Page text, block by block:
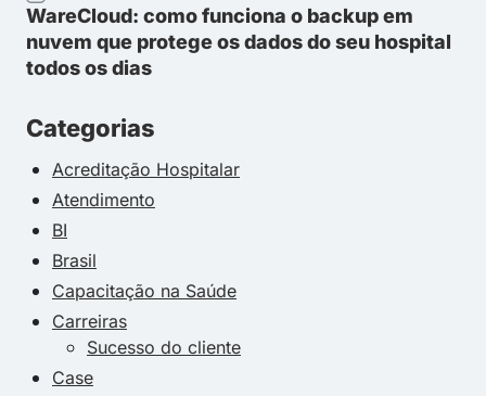
WareCloud: como funciona o backup em
nuvem que protege os dados do seu hospital
todos os dias
Categorias
Acreditação Hospitalar
Atendimento
BI
Brasil
Capacitação na Saúde
Carreiras
Sucesso do cliente
Case